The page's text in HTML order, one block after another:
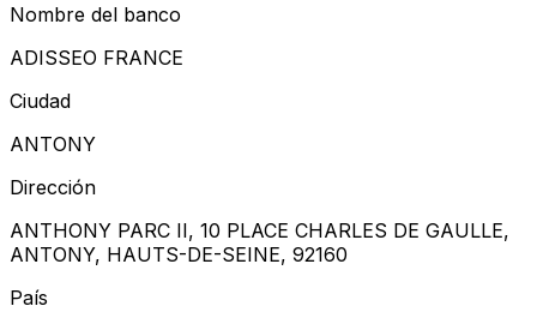
Nombre del banco
ADISSEO FRANCE
Ciudad
ANTONY
Dirección
ANTHONY PARC II, 10 PLACE CHARLES DE GAULLE,
ANTONY, HAUTS-DE-SEINE, 92160
País